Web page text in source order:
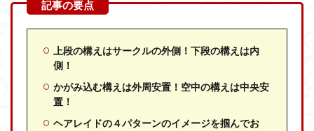
上段の構えはサークルの外側！下段の構えは内
側！
かがみ込む構えは外周安置！空中の構えは中央安
置！
ヘアレイドの４パターンのイメージを掴んでお